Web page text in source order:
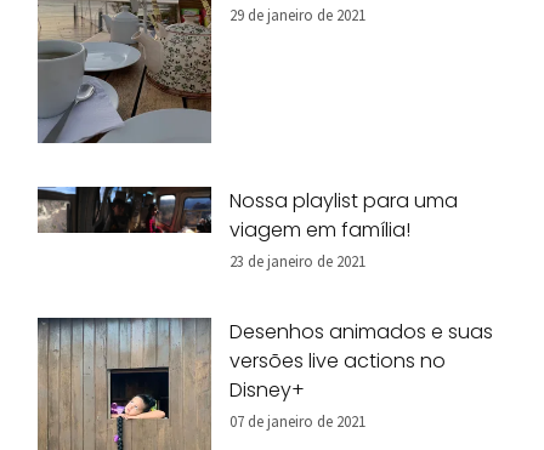
29 de janeiro de 2021
Nossa playlist para uma
viagem em família!
23 de janeiro de 2021
Desenhos animados e suas
versões live actions no
Disney+
07 de janeiro de 2021